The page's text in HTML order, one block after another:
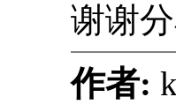
谢谢
作者: